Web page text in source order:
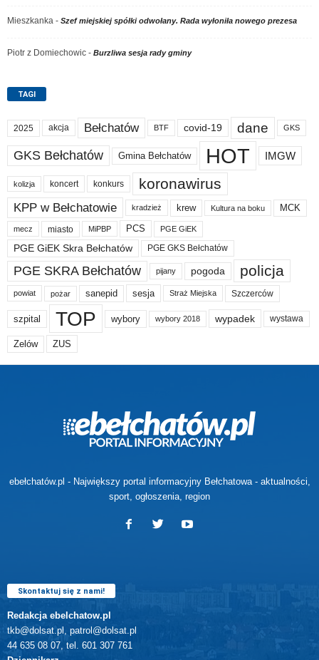
Mieszkanka - Szef miejskiej spółki odwołany. Rada wyłoniła nowego prezesa
Piotr z Domiechowic - Burzliwa sesja rady gminy
TAGI
2025 akcja Bełchatów BTF covid-19 dane GKS
GKS Bełchatów Gmina Bełchatów HOT IMGW
kolizja koncert konkurs koronawirus
KPP w Bełchatowie kradzież krew Kultura na boku MCK
mecz miasto MiPBP PCS PGE GiEK
PGE GiEK Skra Bełchatów PGE GKS Bełchatów
PGE SKRA Bełchatów pijany pogoda policja
powiat pożar sanepid sesja Straż Miejska Szczerców
szpital TOP wybory wybory 2018 wypadek wystawa
Zelów ZUS
ebełchatów.pl - Największy portal informacyjny Bełchatowa - aktualności,
sport, ogłoszenia, region
Skontaktuj się z nami!
Redakcja ebelchatow.pl
tkb@dolsat.pl, patrol@dolsat.pl
44 635 08 07, tel. 601 307 761